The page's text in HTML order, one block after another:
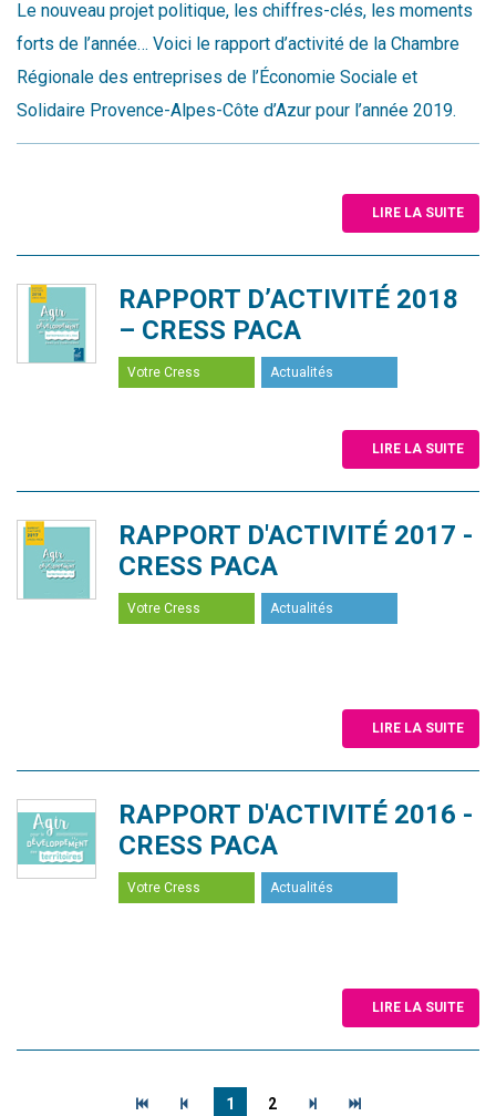
Le nouveau projet politique, les chiffres-clés, les moments
forts de l’année… Voici le rapport d’activité de la Chambre
Régionale des entreprises de l’Économie Sociale et
Solidaire Provence-Alpes-Côte d’Azur pour l’année 2019.
LIRE LA SUITE
RAPPORT D’ACTIVITÉ 2018
– CRESS PACA
Votre Cress Actualités
LIRE LA SUITE
RAPPORT D'ACTIVITÉ 2017 -
CRESS PACA
Votre Cress Actualités
LIRE LA SUITE
RAPPORT D'ACTIVITÉ 2016 -
CRESS PACA
Votre Cress Actualités
LIRE LA SUITE
1 2